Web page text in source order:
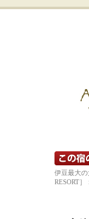
宿の詳細
伊豆最大
RESORT